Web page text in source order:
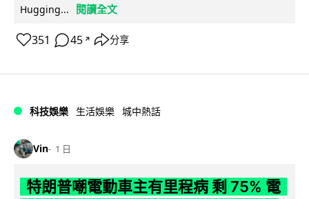
Hugging...
閱讀全文
351 45 ↗ 分享
科技娛樂 生活娛樂 城中熱話
Vin 1 日
特朗普嘲電動車主有里程病 剩 75% 電